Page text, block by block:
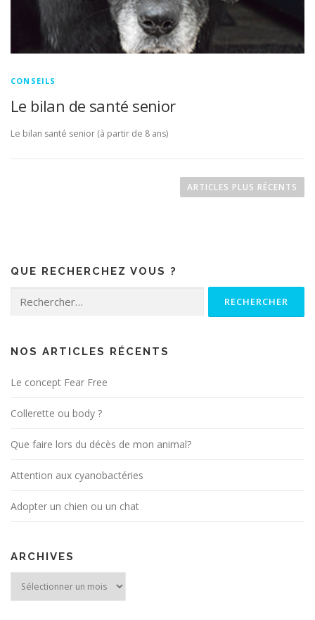
CONSEILS
Le bilan de santé senior
Le bilan santé senior (à partir de 8 ans)
t
d
s
a
t
c
e
ARTICLES PLUS RÉCENTS
QUE RECHERCHEZ VOUS ?
NOS ARTICLES RÉCENTS
Le concept Fear Free
Collerette ou body ?
Que faire lors du décès de mon animal?
Attention aux cyanobactéries
Adopter un chien ou un chat
ARCHIVES